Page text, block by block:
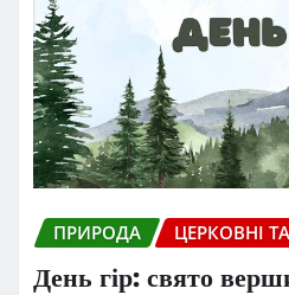
ПРИРОДА ЦЕРКОВНІ
День гір: свято